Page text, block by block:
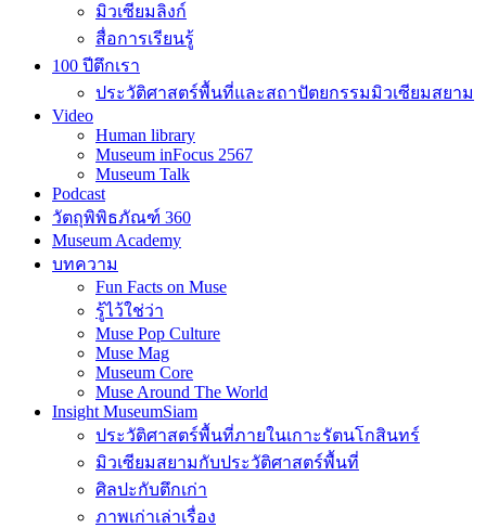
มิวเซียมลิงก์
สื่อการเรียนรู้
100 ปีตึกเรา
ประวัติศาสตร์พื้นที่และสถาปัตยกรรมมิวเซียมสยาม
Video
Human library
Museum inFocus 2567
Museum Talk
Podcast
วัตถุพิพิธภัณฑ์ 360
Museum Academy
บทความ
Fun Facts on Muse
รู้ไว้ใช่ว่า
Muse Pop Culture
Muse Mag
Museum Core
Muse Around The World
Insight MuseumSiam
ประวัติศาสตร์พื้นที่ภายในเกาะรัตนโกสินทร์
มิวเซียมสยามกับประวัติศาสตร์พื้นที่
ศิลปะกับตึกเก่า
ภาพเก่าเล่าเรื่อง